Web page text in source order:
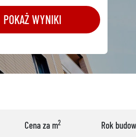
POKAŻ WYNIKI
Cena za m2 Rok